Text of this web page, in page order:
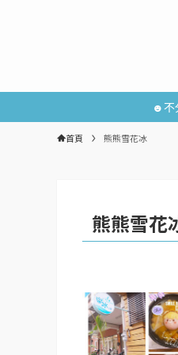
☻不
首頁 熊熊雪花冰
熊熊雪花